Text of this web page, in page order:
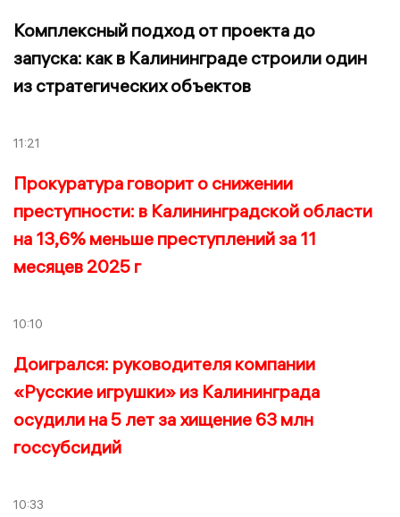
Комплексный подход от проекта до
запуска: как в Калининграде строили один
из стратегических объектов
11:21
Прокуратура говорит о снижении
преступности: в Калининградской области
на 13,6% меньше преступлений за 11
месяцев 2025 г
10:10
Доигрался: руководителя компании
«Русские игрушки» из Калининграда
осудили на 5 лет за хищение 63 млн
госсубсидий
10:33